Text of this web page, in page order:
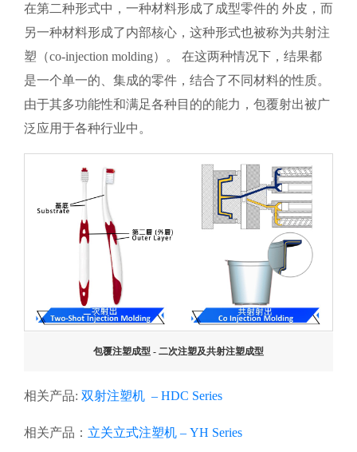
在第二种形式中，一种材料形成了成型零件的 外皮，而
另一种材料形成了内部核心，这种形式也被称为共射注
塑（co-injection molding）。 在这两种情况下，结果都
是一个单一的、集成的零件，结合了不同材料的性质。
由于其多功能性和满足各种目的的能力，包覆射出被广
泛应用于各种行业中。
包覆注塑成型 - 二次注塑及共射注塑成型
相关产品: 双射注塑机 – HDC Series
相关产品： 立关立式注塑机 – YH Series